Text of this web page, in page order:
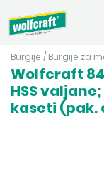
Burgije / Burgije za
Wolfcraft
HSS
kaseti (pak.